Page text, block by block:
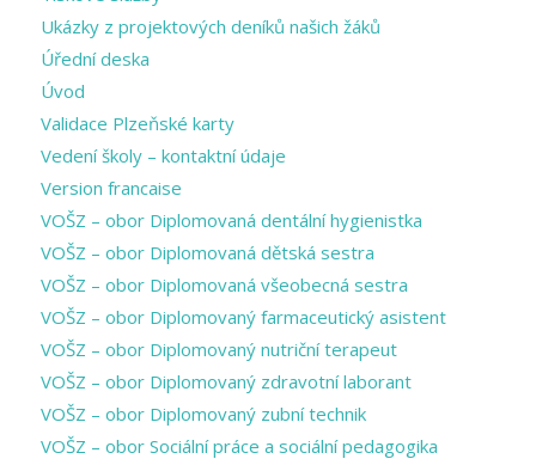
Ukázky z projektových deníků našich žáků
Úřední deska
Úvod
Validace Plzeňské karty
Vedení školy – kontaktní údaje
Version francaise
VOŠZ – obor Diplomovaná dentální hygienistka
VOŠZ – obor Diplomovaná dětská sestra
VOŠZ – obor Diplomovaná všeobecná sestra
VOŠZ – obor Diplomovaný farmaceutický asistent
VOŠZ – obor Diplomovaný nutriční terapeut
VOŠZ – obor Diplomovaný zdravotní laborant
VOŠZ – obor Diplomovaný zubní technik
VOŠZ – obor Sociální práce a sociální pedagogika